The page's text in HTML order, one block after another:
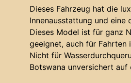
Dieses Fahrzeug hat die
Innenausstattung und eine
Dieses Model ist für ganz
geeignet, auch für Fahrten
Nicht für
Botswana unversichert auf